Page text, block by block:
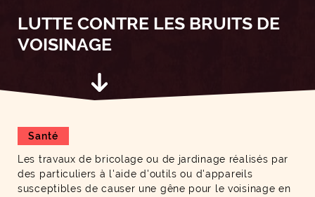
LUTTE CONTRE LES BRUITS DE
VOISINAGE
Catégorie(s) :
Santé
Les travaux de bricolage ou de jardinage réalisés par
des particuliers à l'aide d'outils ou d'appareils
susceptibles de causer une gêne pour le voisinage en